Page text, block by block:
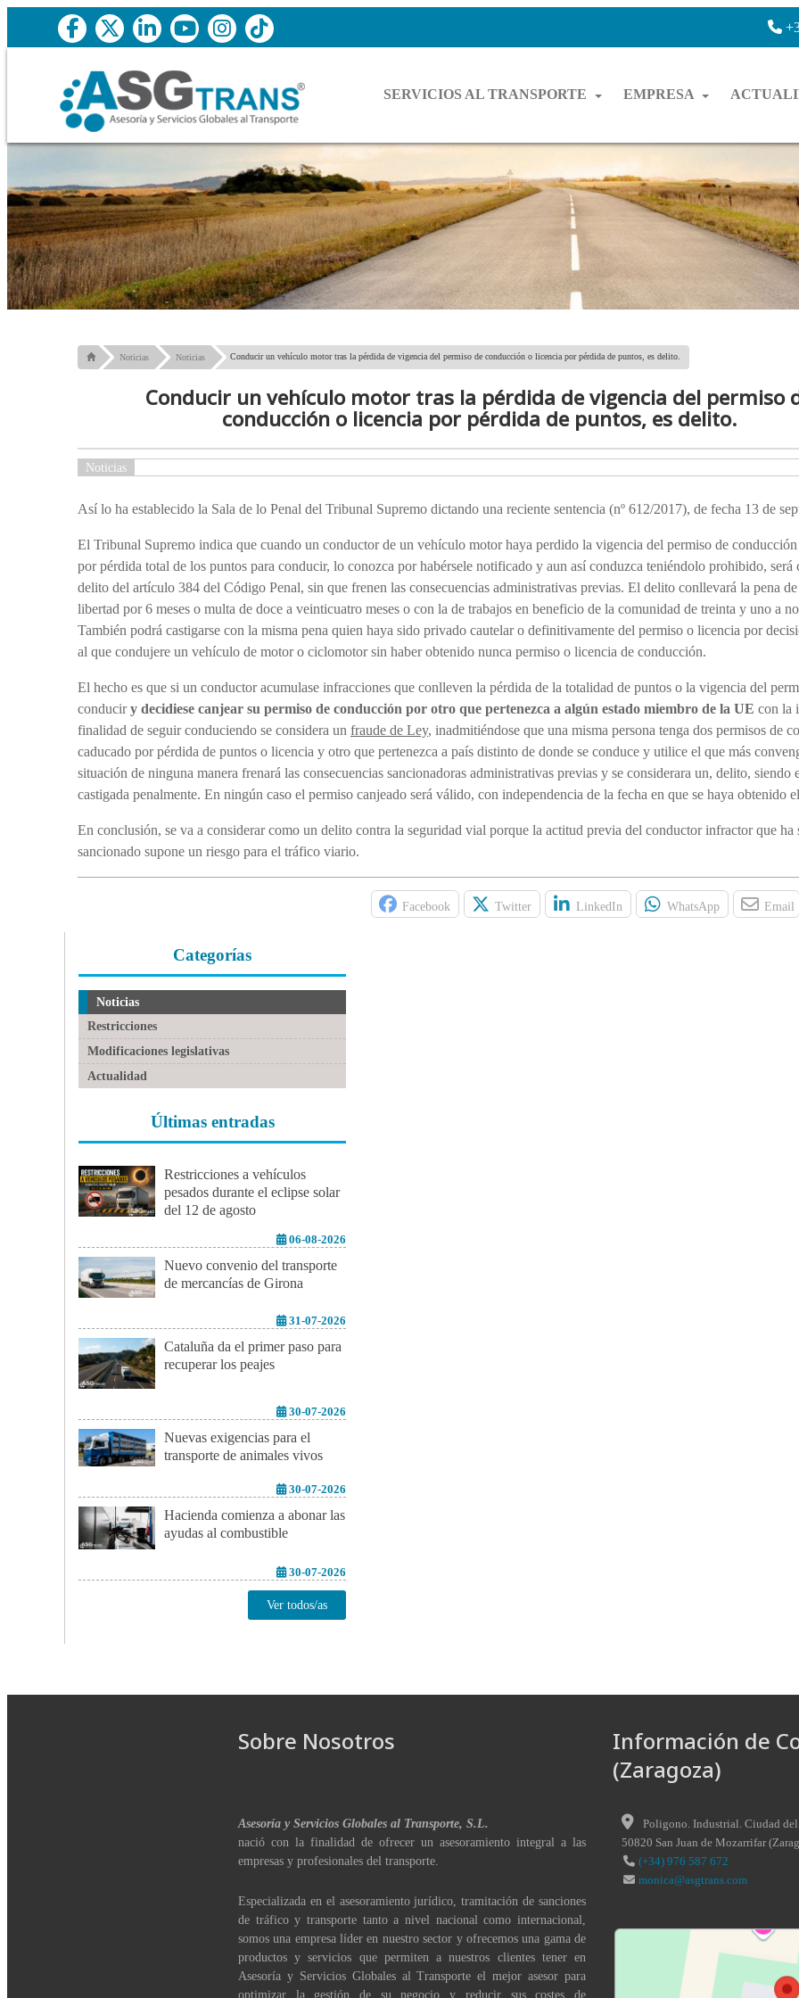
SERVICIOS AL TRANSPORTE EMPRESA
Noticias Noticias Conducir un vehículo motor tras la pérdida de vigencia del permiso de conducción o licencia por pérdida de puntos, es delito.
Conducir un vehículo motor tras la pérdida de vigencia del permiso
conducción o licencia por pérdida de puntos, es delito.
Noticias
Así lo ha establecido la Sala de lo Penal del Tribunal Supremo dictando una reciente sentencia (nº 612/2017), de fecha 13 de
El Tribunal Supremo indica que cuando un conductor de un vehículo motor haya perdido la vigencia del permiso de
por pérdida total de los puntos para conducir, lo conozca por habérsele notificado y aun así conduzca teniéndolo prohibido, será
delito del artículo 384 del Código Penal, sin que frenen las consecuencias administrativas previas. El delito conllevará la pena
libertad por 6 meses o multa de doce a veinticuatro meses o con la de trabajos en beneficio de la comunidad de treinta y uno a
También podrá castigarse con la misma pena quien haya sido privado cautelar o definitivamente del permiso o licencia por
al que condujere un vehículo de motor o ciclomotor sin haber obtenido nunca permiso o licencia de conducción.
El hecho es que si un conductor acumulase infracciones que conlleven la pérdida de la totalidad de puntos o la vigencia del
conduciry decidiese canjear su permiso de conducción por otro que pertenezca a algún estado miembro de la UE con la
finalidad de seguir conduciendo se considera un fraude de Ley, inadmitiéndose que una misma persona tenga dos permisos de
caducado por pérdida de puntos o licencia y otro que pertenezca a país distinto de donde se conduce y utilice el que más
situación de ninguna manera frenará las consecuencias sancionadoras administrativas previas y se considerara un, delito, siendo
castigada penalmente. En ningún caso el permiso canjeado será válido, con independencia de la fecha en que se haya obtenido
En conclusión, se va a considerar como un delito contra la seguridad vial porque la actitud previa del conductor infractor que ha
sancionado supone un riesgo para el tráfico viario.
Facebook Twitter LinkedIn WhatsApp Email
Categorías
Noticias
Restricciones
Modificaciones legislativas
Actualidad
Últimas entradas
Restricciones a vehículos
pesados durante el eclipse solar
del 12 de agosto
06-08-2026
Nuevo convenio del transporte
de mercancías de Girona
31-07-2026
Cataluña da el primer paso para
recuperar los peajes
30-07-2026
Nuevas exigencias para el
transporte de animales vivos
30-07-2026
Hacienda comienza a abonar las
ayudas al combustible
30-07-2026
Ver todos/as
Sobre Nosotros
Asesoría y Servicios Globales al Transporte, S.L.
nació con la finalidad de ofrecer un asesoramiento integral a las
empresas y profesionales del transporte.
Especializada en el asesoramiento jurídico, tramitación de sanciones
de tráfico y transporte tanto a nivel nacional como internacional,
somos una empresa líder en nuestro sector y ofrecemos una gama de
productos y servicios que permiten a nuestros clientes tener en
Asesoría y Servicios Globales al Transporte el mejor asesor para
optimizar la gestión de su negocio y reducir sus costes de
Información de
(Zaragoza)
Poligono. Industrial. Ciudad
50820 San Juan de Mozarrifar(
(+34) 976 587 672
monica@asgtrans.com